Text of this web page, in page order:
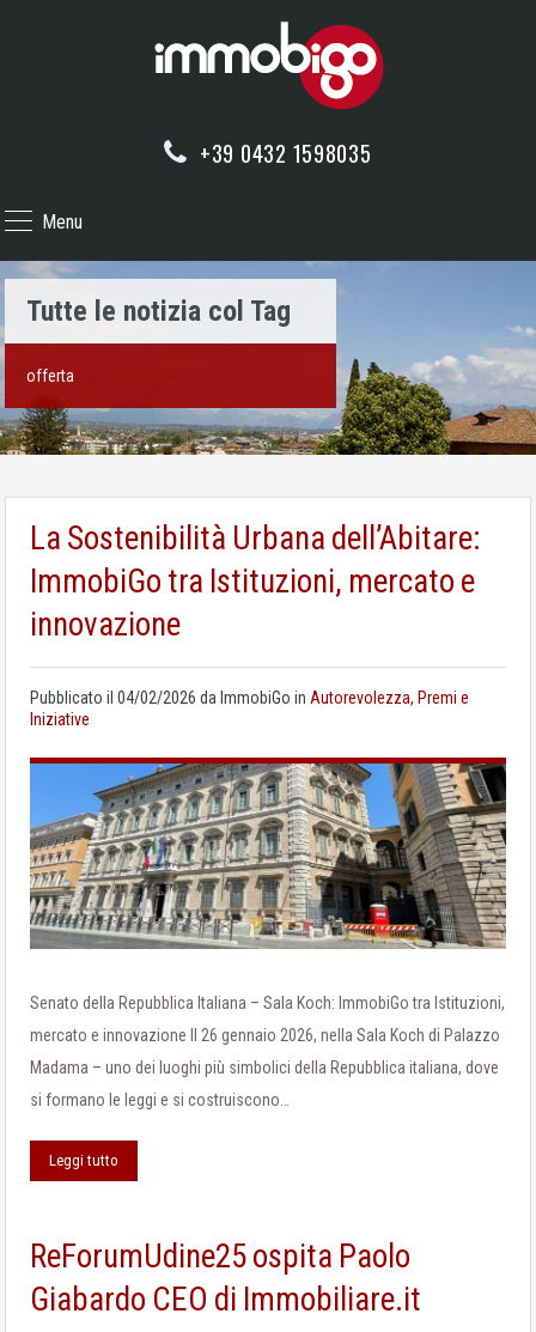
+39 0432 1598035
Menu
Tutte le notizia col Tag
offerta
La Sostenibilità Urbana dell’Abitare:
ImmobiGo tra Istituzioni, mercato e
innovazione
Pubblicato il 04/02/2026 da ImmobiGo in Autorevolezza, Premi e
Iniziative
Senato della Repubblica Italiana – Sala Koch: ImmobiGo tra Istituzioni,
mercato e innovazione Il 26 gennaio 2026, nella Sala Koch di Palazzo
Madama – uno dei luoghi più simbolici della Repubblica italiana, dove
si formano le leggi e si costruiscono…
Leggi tutto
ReForumUdine25 ospita Paolo
Giabardo CEO di Immobiliare.it